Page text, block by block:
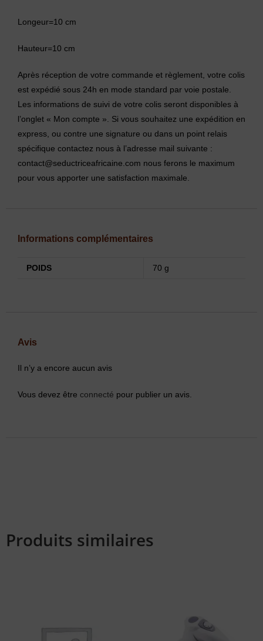
Longeur=10 cm
Hauteur=10 cm
Après réception de votre commande et règlement, votre colis
est expédié sous 24h en mode standard par voie postale.
Les informations de suivi de votre colis seront disponibles à
l’onglet « Mon compte ». Si vous souhaitez une expédition en
express, ou contre une signature ou dans un point relais
spécifique contactez nous à l’adresse mail suivante :
contact@seductriceafricaine.com nous ferons le maximum
pour vous apporter une satisfaction maximale.
Informations complémentaires
POIDS 70 g
Avis
Il n’y a encore aucun avis
Vous devez être connecté pour publier un avis.
Produits similaires